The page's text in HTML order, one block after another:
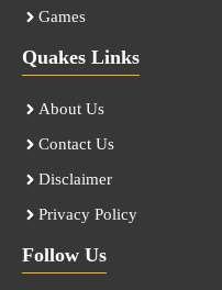
Games
Quakes Links
About Us
Contact Us
Disclaimer
Privacy Policy
Follow Us